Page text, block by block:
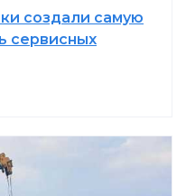
создали самую
сервисных